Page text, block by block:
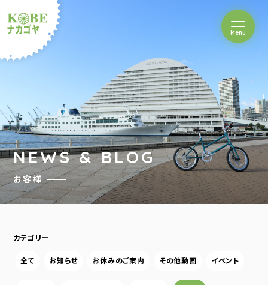
ルショップナカゴヤ
Menuを開閉
NEWS & BLOG
お客様
カテゴリー
全て お知らせ お休みのご案内 その他動画 イベント